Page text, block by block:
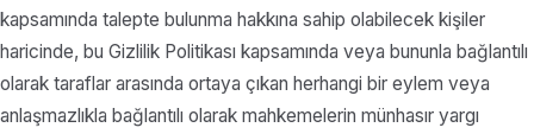
kapsamında talepte bulunma hakkına sahip olabilecek kişiler
haricinde, bu Gizlilik Politikası kapsamında veya bununla bağlantılı
olarak taraflar arasında ortaya çıkan herhangi bir eylem veya
anlaşmazlıkla bağlantılı olarak mahkemelerin münhasır yargı